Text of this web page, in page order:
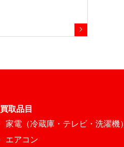
買取品目
家電（冷蔵庫・テレビ・洗濯機）
エアコン